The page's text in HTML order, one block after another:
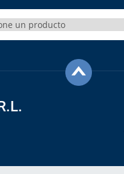
el modelo o la
¡Consulte con